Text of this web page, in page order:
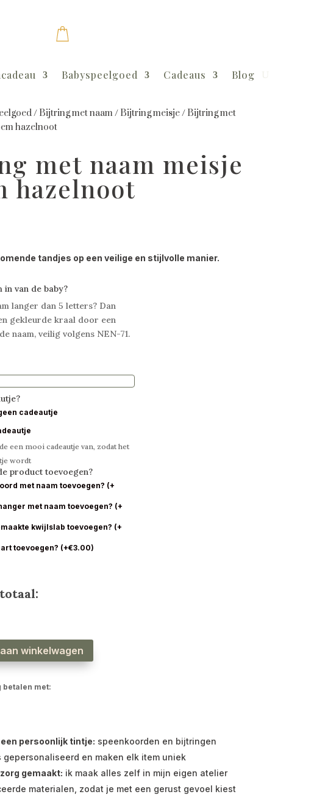
Babyspeelgoed Cadeaus Blog
/ Bijtring met naam/ Bijtring meisje/ Bijtring met
hazelnoot
met naam meisje
hazelnoot
tandjes op een veilige en stijlvolle manier.
in van de baby?
langer dan 5 letters? Dan
gekleurde kraal door een
naam, veilig volgens NEN-71.
cadeautje
een mooi cadeautje van, zodat het
wordt
product toevoegen?
met naam toevoegen? (+
met naam toevoegen? (+
kwijlslab toevoegen? (+
toevoegen? (+€3.00)
winkelwagen
betalen met:
persoonlijk tintje: speenkoorden en bijtringen
gepersonaliseerd en maken elk item uniek
gemaakt: ik maak alles zelf in mijn eigen atelier
materialen, zodat je met een gerust gevoel kiest